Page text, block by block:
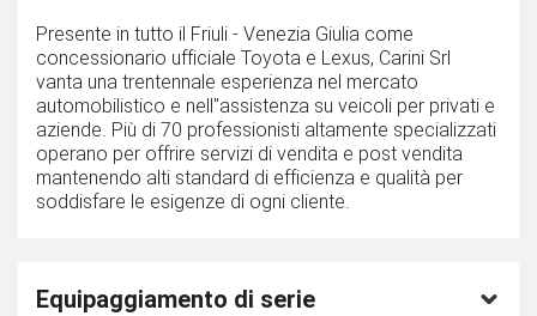
Presente in tutto il Friuli - Venezia Giulia come
concessionario ufficiale Toyota e Lexus, Carini Srl
vanta una trentennale esperienza nel mercato
automobilistico e nell''assistenza su veicoli per privati e
aziende. Più di 70 professionisti altamente specializzati
operano per offrire servizi di vendita e post vendita
mantenendo alti standard di efficienza e qualità per
soddisfare le esigenze di ogni cliente.
Equipaggiamento di serie